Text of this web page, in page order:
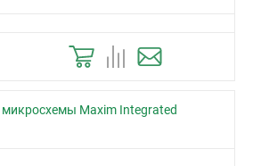
Maxim Integrated